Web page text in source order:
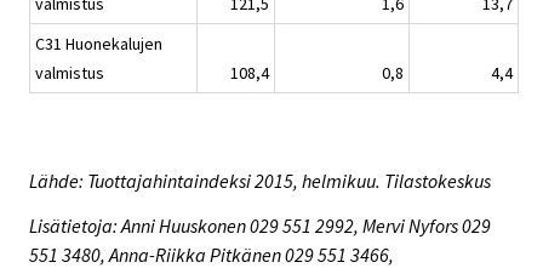
C31 Huonekalujen
valmistus
108,4 0,8 4,4
Lähde: Tuottajahintaindeksi 2015, helmikuu. Tilastokeskus
Lisätietoja: Anni Huuskonen 029 551 2992, Mervi Nyfors 029
551 3480, Anna-Riikka Pitkänen 029 551 3466,